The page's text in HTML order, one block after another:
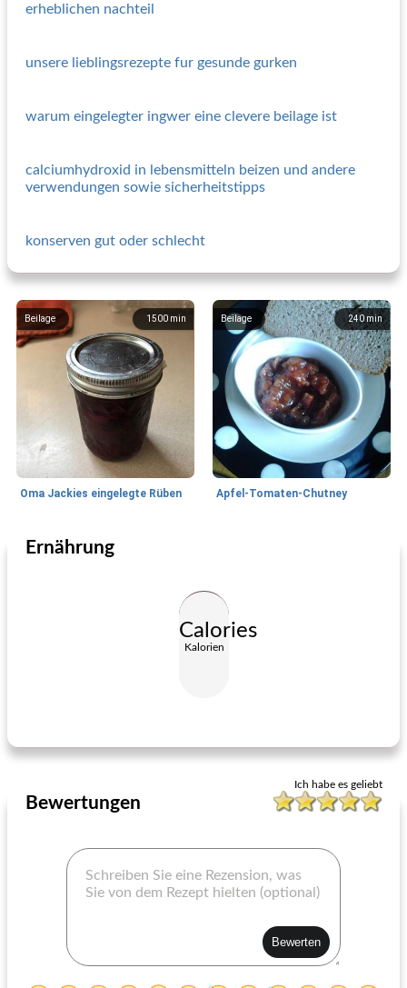
erheblichen nachteil
unsere lieblingsrezepte fur gesunde gurken
warum eingelegter ingwer eine clevere beilage ist
calciumhydroxid in lebensmitteln beizen und andere
verwendungen sowie sicherheitstipps
konserven gut oder schlecht
1500 min
Beilage
Oma Jackies eingelegte Rüben
240 min
Beilage
Apfel-Tomaten-Chutney
Beilage
Ernährung
Calories
Kalorien
Ich habe es geliebt
Bewertungen